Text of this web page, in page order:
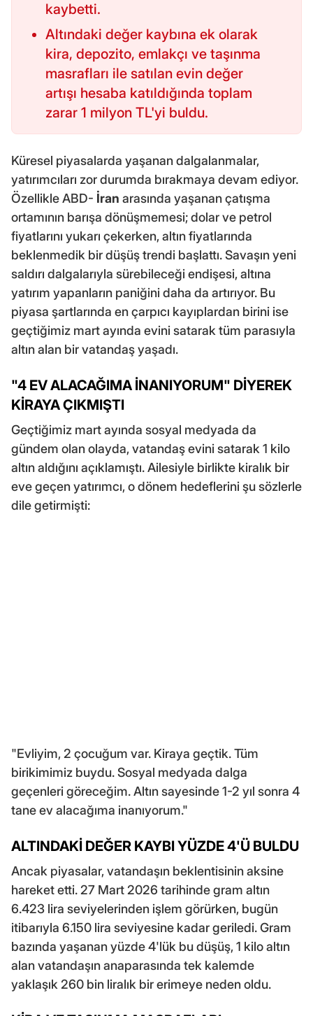
kaybetti.
Altındaki değer kaybına ek olarak
kira, depozito, emlakçı ve taşınma
masrafları ile satılan evin değer
artışı hesaba katıldığında toplam
zarar 1 milyon TL'yi buldu.
Küresel piyasalarda yaşanan dalgalanmalar,
yatırımcıları zor durumda bırakmaya devam ediyor.
Özellikle ABD- İran arasında yaşanan çatışma
ortamının barışa dönüşmemesi; dolar ve petrol
fiyatlarını yukarı çekerken, altın fiyatlarında
beklenmedik bir düşüş trendi başlattı. Savaşın yeni
saldırı dalgalarıyla sürebileceği endişesi, altına
yatırım yapanların paniğini daha da artırıyor. Bu
piyasa şartlarında en çarpıcı kayıplardan birini ise
geçtiğimiz mart ayında evini satarak tüm parasıyla
altın alan bir vatandaş yaşadı.
"4 EV ALACAĞIMA İNANIYORUM" DİYEREK
KİRAYA ÇIKMIŞTI
Geçtiğimiz mart ayında sosyal medyada da
gündem olan olayda, vatandaş evini satarak 1 kilo
altın aldığını açıklamıştı. Ailesiyle birlikte kiralık bir
eve geçen yatırımcı, o dönem hedeflerini şu sözlerle
dile getirmişti:
"Evliyim, 2 çocuğum var. Kiraya geçtik. Tüm
birikimimiz buydu. Sosyal medyada dalga
geçenleri göreceğim. Altın sayesinde 1-2 yıl sonra 4
tane ev alacağıma inanıyorum."
ALTINDAKİ DEĞER KAYBI YÜZDE 4'Ü BULDU
Ancak piyasalar, vatandaşın beklentisinin aksine
hareket etti. 27 Mart 2026 tarihinde gram altın
6.423 lira seviyelerinden işlem görürken, bugün
itibarıyla 6.150 lira seviyesine kadar geriledi. Gram
bazında yaşanan yüzde 4'lük bu düşüş, 1 kilo altın
alan vatandaşın anaparasında tek kalemde
yaklaşık 260 bin liralık bir erimeye neden oldu.